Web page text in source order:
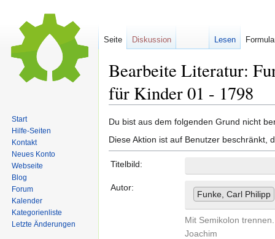
Bearbeite Literatur:
für Kinder 01 - 1798
Zur
Navigation
springen
Zur
Suche
springen
Du bist aus dem folgenden Grund nicht
Diese Aktion ist auf Benutzer beschränkt,
Titelbild:
Autor:
Funke, Carl Philipp
Mit Semikolon
Joachim
Seite Diskussion Lesen
Start
Hilfe-Seiten
Kontakt
Neues Konto
Webseite
Blog
Forum
Kalender
Kategorienliste
Letzte Änderungen